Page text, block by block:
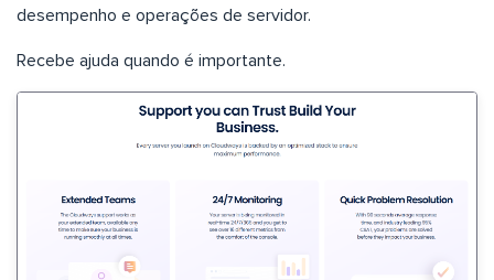
desempenho e operações de servidor.
Recebe ajuda quando é importante.